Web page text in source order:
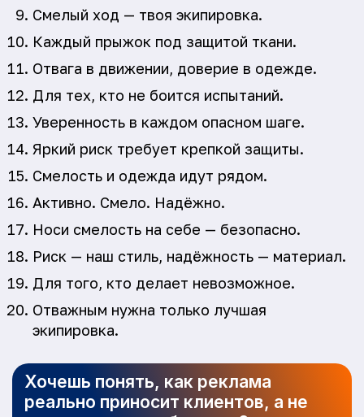
Смелый ход — твоя экипировка.
Каждый прыжок под защитой ткани.
Отвага в движении, доверие в одежде.
Для тех, кто не боится испытаний.
Уверенность в каждом опасном шаге.
Яркий риск требует крепкой защиты.
Смелость и одежда идут рядом.
Активно. Смело. Надёжно.
Носи смелость на себе — безопасно.
Риск — наш стиль, надёжность — материал.
Для того, кто делает невозможное.
Отважным нужна только лучшая
экипировка.
Хочешь понять, как реклама
реально приносит клиентов, а не